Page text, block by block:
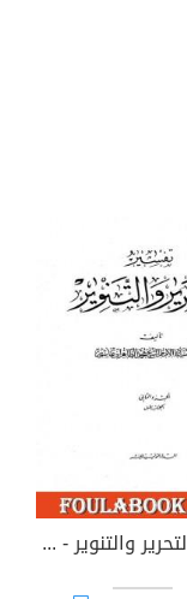
تفسير التحرير والتنوير - الجزء الثاني